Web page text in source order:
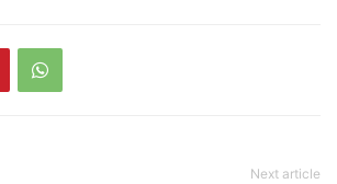
Next article